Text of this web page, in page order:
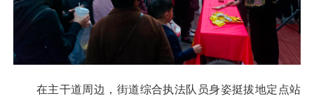
在主干道周边，街道综合执法队员身姿挺拔地定点站